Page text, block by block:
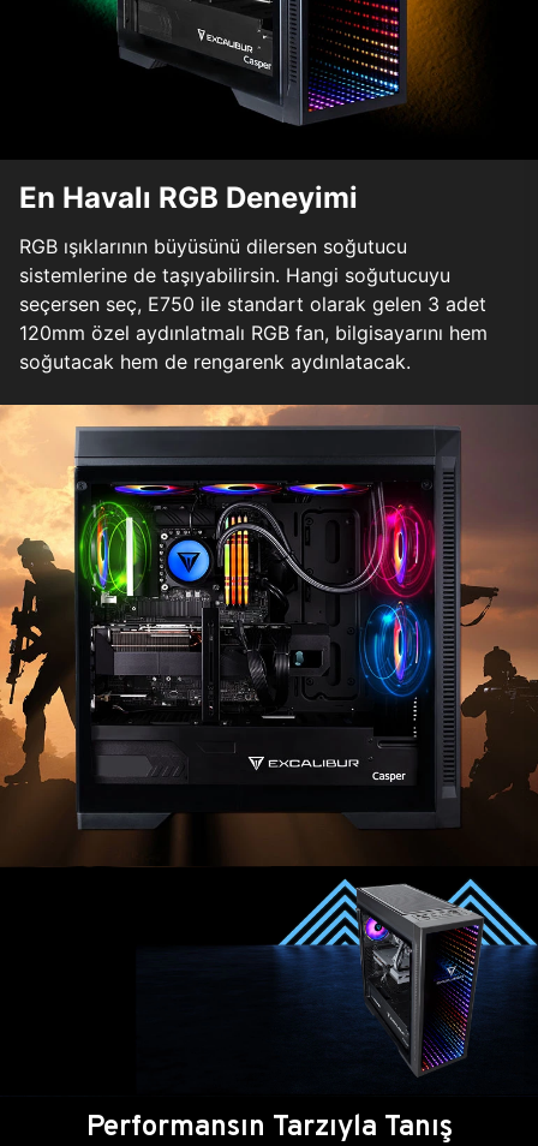
En Havalı RGB Deneyimi
RGB ışıklarının büyüsünü dilersen soğutucu
sistemlerine de taşıyabilirsin. Hangi soğutucuyu
seçersen seç, E750 ile standart olarak gelen 3 adet
120mm özel aydınlatmalı RGB fan, bilgisayarını hem
soğutacak hem de rengarenk aydınlatacak.
Performansın Tarzıyla Tanış